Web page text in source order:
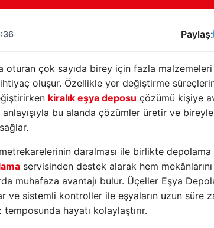
Paylaş:
oturan çok sayıda birey için fazla
oluşur. Özellikle yer değiştirme
kiralık eşya deposu çözümü kişiye
bu alanda çözümler üretir ve
daralması ile birlikte
servisinden destek alarak hem
muhafaza avantajı bulur. Üçeller Eşya
ve sistemli kontroller ile eşyaların uzun süre
hayatı kolaylaştırır.